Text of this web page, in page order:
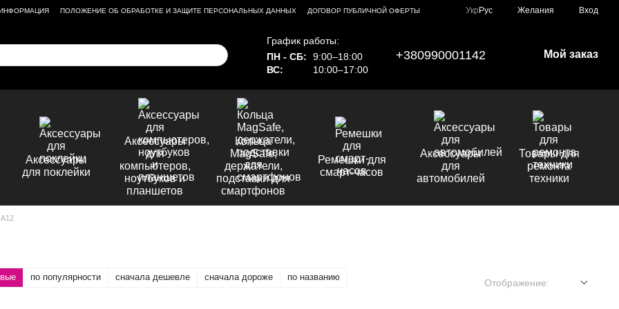
ПОЛОЖЕНИЕ ОБ ОБРАБОТКЕ И ЗАЩИТЕ ПЕРСОНАЛЬНЫХ ДАННЫХ
ДОГОВОР ПУБЛИЧНОЙ ОФЕРТЫ
Укр Рус Желания Вход
График работы:
ПН - СБ:
9:00–18:00
ВС:
10:00–17:00
+380990001142 Мой заказ
Аксессуары
для поклейки
Аксессуары
для
компьютеров,
ноутбуков и
планшетов
Кольца
MagSafe,
держатели,
подставки для
смартфонов
Ремешки для
смарт-часов
Аксессуары
для
автомобилей
Товары для
ремонта
техники
по популярности сначала дешевле сначала дороже по названию
Отображение: